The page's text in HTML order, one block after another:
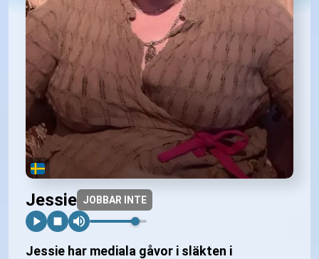
Jessie JOBBAR INTE
Jessie har mediala gåvor i släkten i